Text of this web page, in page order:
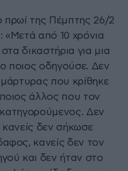
πρωί της Πέμπτης 26/2
«Μετά από 10 χρόνια
δικαστήρια για μια
ποιος οδηγούσε. Δεν
που κρίθηκε
άλλος που τον
κατηγορούμενος. Δεν
δεν σήκωσε
κανείς δεν τον
και δεν ήταν στο